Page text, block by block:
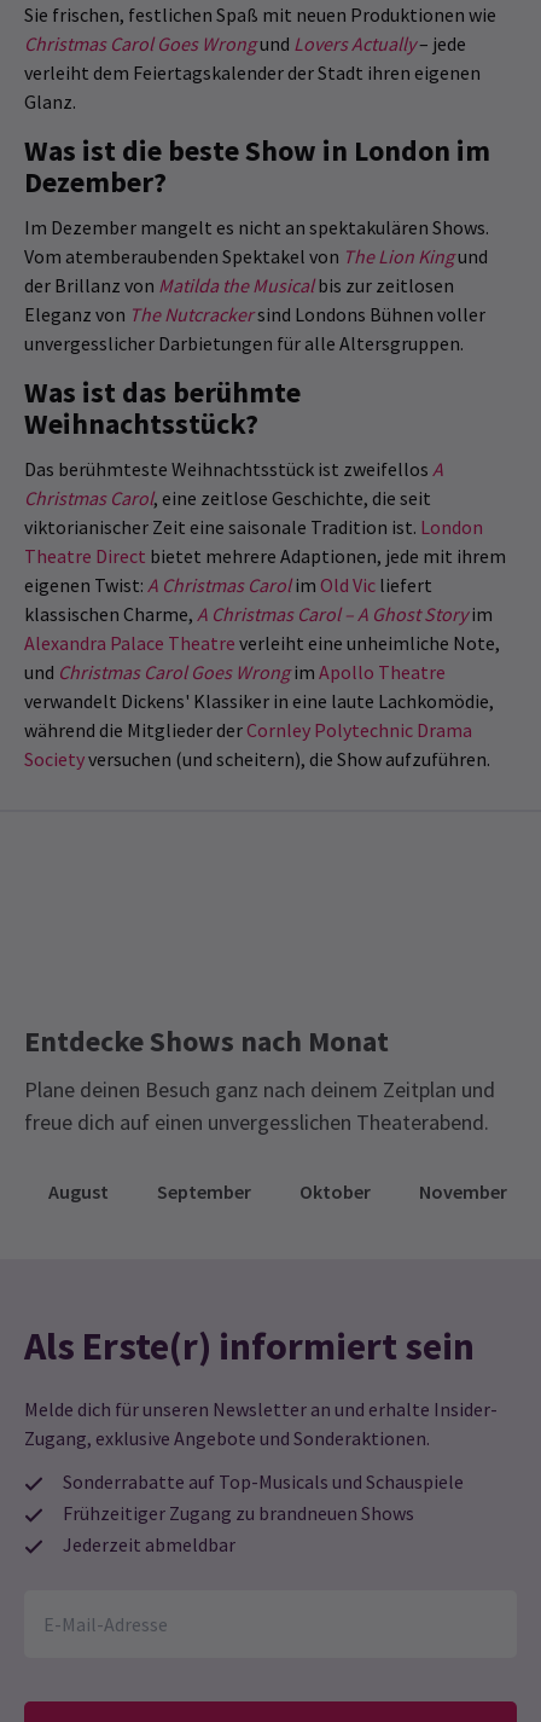
Sie frischen, festlichen Spaß mit neuen Produktionen wie
Christmas Carol Goes Wrongund Lovers Actually– jede
verleiht dem Feiertagskalender der Stadt ihren eigenen
Glanz.
Was ist die beste Show in London im
Dezember?
Im Dezember mangelt es nicht an spektakulären Shows.
Vom atemberaubenden Spektakel von The Lion Kingund
der Brillanz von Matilda the Musicalbis zur zeitlosen
Eleganz von The Nutcrackersind Londons Bühnen voller
unvergesslicher Darbietungen für alle Altersgruppen.
Was ist das berühmte
Weihnachtsstück?
Das berühmteste Weihnachtsstück ist zweifellos A
Christmas Carol, eine zeitlose Geschichte, die seit
viktorianischer Zeit eine saisonale Tradition ist. London
Theatre Direct bietet mehrere Adaptionen, jede mit ihrem
eigenen Twist: A Christmas Carolim Old Vic liefert
klassischen Charme, A Christmas Carol – A Ghost Storyim
Alexandra Palace Theatre verleiht eine unheimliche Note,
und Christmas Carol Goes Wrongim Apollo Theatre
verwandelt Dickens' Klassiker in eine laute Lachkomödie,
während die Mitglieder derCornley Polytechnic Drama
Societyversuchen (und scheitern), die Show aufzuführen.
Entdecke Shows nach Monat
Plane deinen Besuch ganz nach deinem Zeitplan und
freue dich auf einen unvergesslichen Theaterabend.
August September Oktober November
Als Erste(r) informiert sein
Melde dich für unseren Newsletter an und erhalte Insider-
Zugang, exklusive Angebote und Sonderaktionen.
Sonderrabatte auf Top-Musicals und Schauspiele
Frühzeitiger Zugang zu brandneuen Shows
Jederzeit abmeldbar